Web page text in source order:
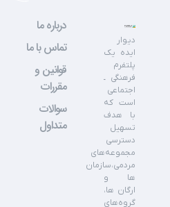
دیوار
ایده یک
پلتفرم
فرهنگی ـ
اجتماعی
است که
با هدف
تسهیل
دسترسی
مجموعه‌های
مردمی،سازمان
ها و
ارگان ها،
گروه‌های
درباره ما
تماس با ما
قوانین و
مقررات
سوالات
متداول